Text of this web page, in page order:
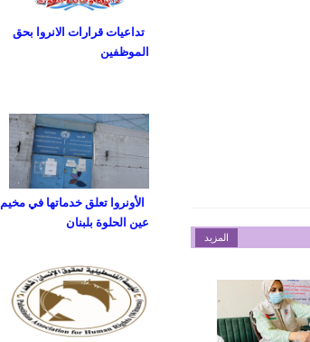
المزيد
تداعيات قرارات الانروا بحق
الموظفين
الأونروا تعلق خدماتها في مخيم
عين الحلوة بلبنان